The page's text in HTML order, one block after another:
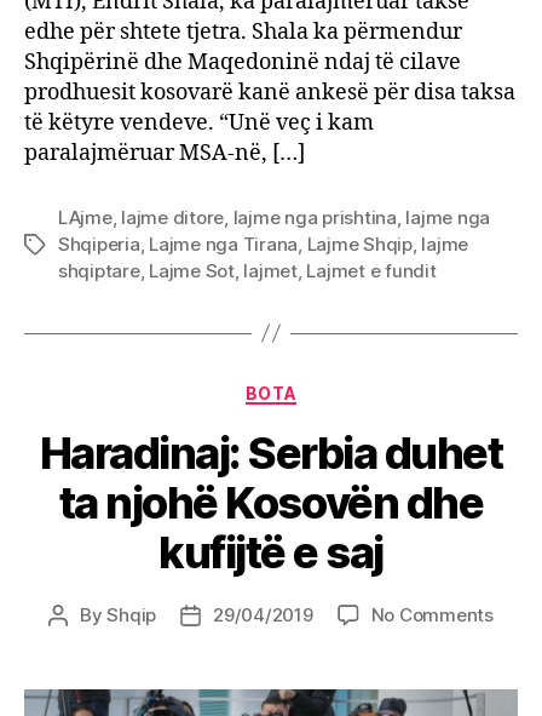
edhe për shtete tjetra. Shala ka përmendur
Shqipërinë dhe Maqedoninë ndaj të cilave
prodhuesit kosovarë kanë ankesë për disa taksa
të këtyre vendeve. “Unë veç i kam
paralajmëruar MSA-në, […]
Tags
LAjme, lajme ditore lajme nga prishtina lajme nga
Shqiperia Lajme nga Tirana Lajme Shqip, lajme
shqiptare, Lajme Sot, lajmet, Lajmet e fundit
Categories
BOTA
Haradinaj: Serbia duhet
ta njohë Kosovën dhe
kufijtë e saj
PostByShqip
Post29/04/2019 No Commentson
duhet